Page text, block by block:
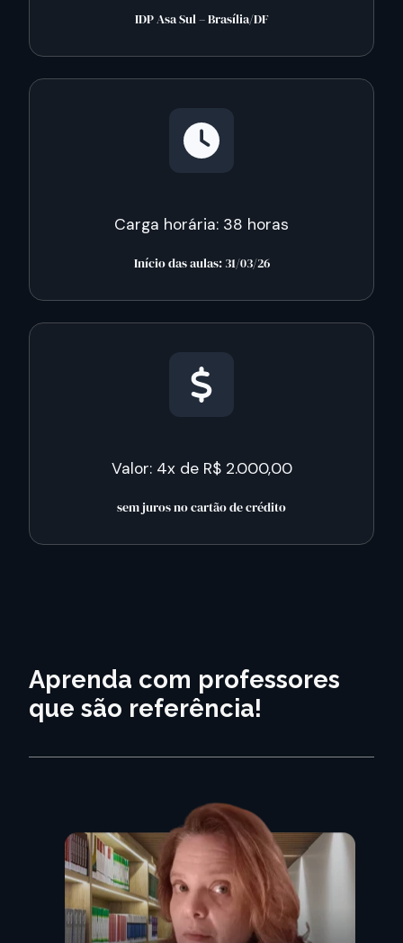
IDP Asa Sul – Brasília/DF
Carga horária: 38 horas
Início das aulas: 31/03/26
Valor: 4x de R$ 2.000,00
sem juros no cartão de crédito
Aprenda com professores
que são referência!